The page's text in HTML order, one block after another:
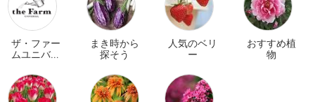
ザ・ファー
ムユニバー
イン
まき時から
探そう
人気のベリ
ー
おすすめ植
物